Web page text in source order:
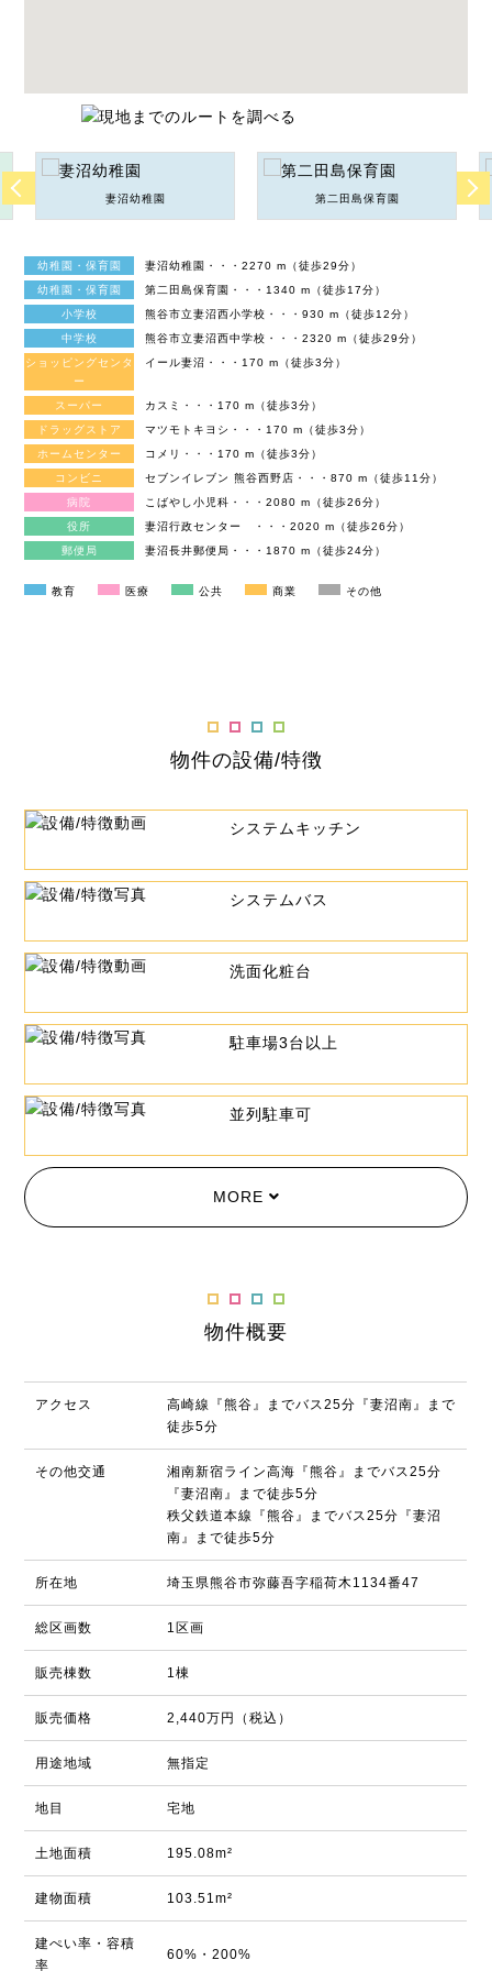
妻沼幼稚園 第二田島保育園
幼稚園・保育園
妻沼幼稚園・・・2270 m（徒歩29分）
幼稚園・保育園
第二田島保育園・・・1340 m（徒歩17分）
小学校
熊谷市立妻沼西小学校・・・930 m（徒歩12分）
中学校
熊谷市立妻沼西中学校・・・2320 m（徒歩29分）
ショッピングセンタ
ー
イール妻沼・・・170 m（徒歩3分）
スーパー
カスミ・・・170 m（徒歩3分）
ドラッグストア
マツモトキヨシ・・・170 m（徒歩3分）
ホームセンター
コメリ・・・170 m（徒歩3分）
コンビニ
セブンイレブン 熊谷西野店・・・870 m（徒歩11分）
病院
こばやし小児科・・・2080 m（徒歩26分）
役所
妻沼行政センター ・・・2020 m（徒歩26分）
郵便局
妻沼長井郵便局・・・1870 m（徒歩24分）
教育 医療 公共 商業 その他
物件の設備/特徴
システムキッチン
システムバス
洗面化粧台
駐車場3台以上
並列駐車可
MORE
物件概要
アクセス
高崎線『熊谷』までバス25分『妻沼南』まで
徒歩5分
その他交通
湘南新宿ライン高海『熊谷』までバス25分
『妻沼南』まで徒歩5分
秩父鉄道本線『熊谷』までバス25分『妻沼
南』まで徒歩5分
所在地 埼玉県熊谷市弥藤吾字稲荷木1134番47
総区画数 1区画
販売棟数 1棟
販売価格 2,440万円（税込）
用途地域 無指定
地目 宅地
土地面積 195.08m²
建物面積 103.51m²
建ぺい率・容積
率
60%・200%